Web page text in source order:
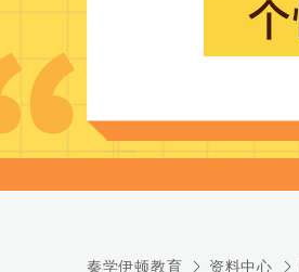
秦学伊顿教育 资料中心